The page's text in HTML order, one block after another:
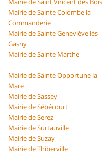
Mairie de Saint Vincent des Bois
Mairie de Sainte Colombe la
Commanderie
Mairie de Sainte Geneviève lès
Gasny
Mairie de Sainte Marthe
Mairie de Sainte Opportune la
Mare
Mairie de Sassey
Mairie de Sébécourt
Mairie de Serez
Mairie de Surtauville
Mairie de Suzay
Mairie de Thiberville